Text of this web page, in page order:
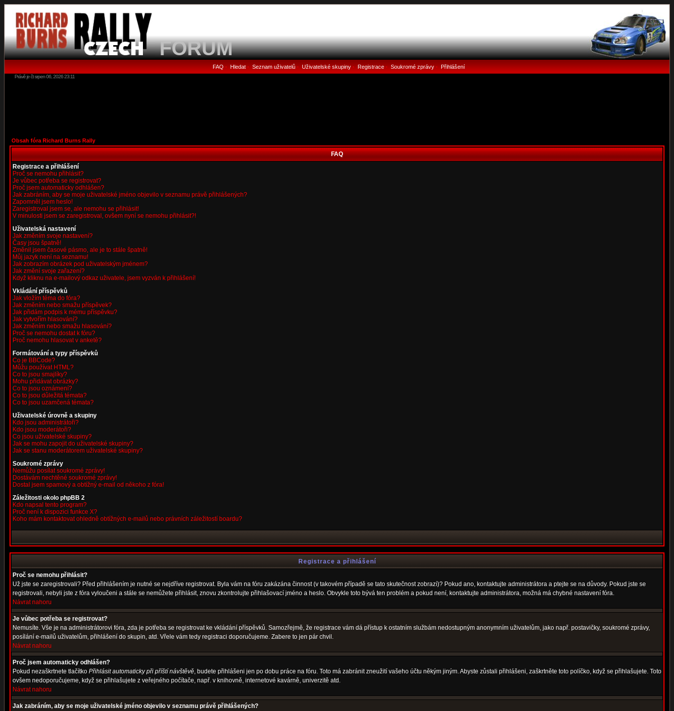
FORUM
FAQ • Hledat• Seznam uživatelů• Uživatelské skupiny• Registrace• Soukromé zprávy• Přihlášení
Právě je čt srpen 06, 2026 23:11
Obsah fóra Richard Burns Rally
FAQ
Registrace a přihlášení
Proč se nemohu přihlásit?
Je vůbec potřeba se registrovat?
Proč jsem automaticky odhlášen?
Jak zabráním, aby se moje uživatelské jméno objevilo v seznamu právě přihlášených?
Zapomněl jsem heslo!
Zaregistroval jsem se, ale nemohu se přihlásit!
V minulosti jsem se zaregistroval, ovšem nyní se nemohu přihlásit?!
Uživatelská nastavení
Jak změním svoje nastavení?
Časy jsou špatně!
Změnil jsem časové pásmo, ale je to stále špatně!
Můj jazyk není na seznamu!
Jak zobrazím obrázek pod uživatelským jménem?
Jak změní svoje zařazení?
Když kliknu na e-mailový odkaz uživatele, jsem vyzván k přihlášení!
Vkládání příspěvků
Jak vložím téma do fóra?
Jak změním nebo smažu příspěvek?
Jak přidám podpis k mému příspěvku?
Jak vytvořím hlasování?
Jak změním nebo smažu hlasování?
Proč se nemohu dostat k fóru?
Proč nemohu hlasovat v anketě?
Formátování a typy příspěvků
Co je BBCode?
Můžu používat HTML?
Co to jsou smajlíky?
Mohu přidávat obrázky?
Co to jsou oznámení?
Co to jsou důležitá témata?
Co to jsou uzamčená témata?
Uživatelské úrovně a skupiny
Kdo jsou administrátoři?
Kdo jsou moderátoři?
Co jsou uživatelské skupiny?
Jak se mohu zapojit do uživatelské skupiny?
Jak se stanu moderátorem uživatelské skupiny?
Soukromé zprávy
Nemůžu posílat soukromé zprávy!
Dostávám nechtěné soukromé zprávy!
Dostal jsem spamový a obtížný e-mail od někoho z fóra!
Záležitosti okolo phpBB 2
Kdo napsal tento program?
Proč není k dispozici funkce X?
Koho mám kontaktovat ohledně obtížných e-mailů nebo právních záležitostí boardu?
Registrace a přihlášení
Proč se nemohu přihlásit?
Už jste se zaregistrovali? Před přihlášením je nutné se nejdříve registrovat. Byla vám na fóru zakázána činnost (v takovém případě se tato skutečnost zobrazí)? Pokud ano, kontaktujte administrátora a ptejte se na důvody. Pokud jste se
registrovali, nebyli jste z fóra vyloučeni a stále se nemůžete přihlásit, znovu zkontrolujte přihlašovací jméno a heslo. Obvykle toto bývá ten problém a pokud není, kontaktujte administrátora, možná má chybné nastavení fóra.
Návrat nahoru
Je vůbec potřeba se registrovat?
Nemusíte. Vše je na administrátorovi fóra, zda je potřeba se registrovat ke vkládání příspěvků. Samozřejmě, že registrace vám dá přístup k ostatním službám nedostupným anonymním uživatelům, jako např. postavičky, soukromé zprávy,
posílání e-mailů uživatelům, přihlášení do skupin, atd. Vřele vám tedy registraci doporučujeme. Zabere to jen pár chvil.
Návrat nahoru
Proč jsem automaticky odhlášen?
Pokud nezaškrtnete tlačítko Přihlásit automaticky při příští návštěvě, budete přihlášeni jen po dobu práce na fóru. Toto má zabránit zneužití vašeho účtu někým jiným. Abyste zůstali přihlášeni, zaškrtněte toto políčko, když se přihlašujete. Toto
ovšem nedoporučujeme, když se přihlašujete z veřejného počítače, např. v knihovně, internetové kavárně, univerzitě atd.
Návrat nahoru
Jak zabráním, aby se moje uživatelské jméno objevilo v seznamu právě přihlášených?